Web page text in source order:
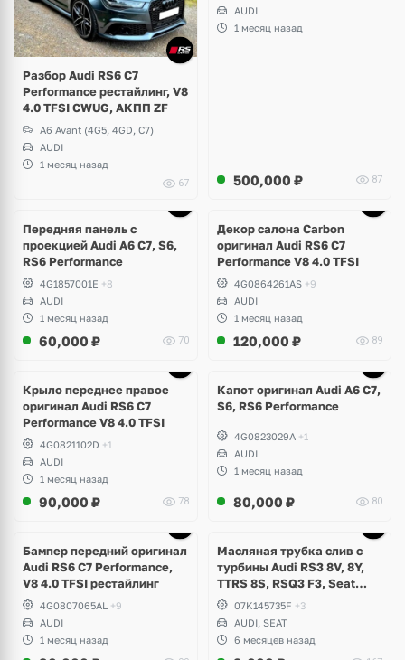
Разбор Audi RS6 C7
Performance рестайлинг, V8
4.0 TFSI CWUG, АКПП ZF
A6 Avant (4G5, 4GD, C7)
AUDI
1 месяц назад
67
AUDI
1 месяц назад
500,000 ₽ 87
Передняя панель с
проекцией Audi A6 C7, S6,
RS6 Performance
4G1857001E +8
AUDI
1 месяц назад
60,000 ₽ 70
Декор салона Carbon
оригинал Audi RS6 C7
Performance V8 4.0 TFSI
4G0864261AS +9
AUDI
1 месяц назад
120,000 ₽ 89
Крыло переднее правое
оригинал Audi RS6 C7
Performance V8 4.0 TFSI
4G0821102D +1
AUDI
1 месяц назад
90,000 ₽ 78
Капот оригинал Audi A6 C7,
S6, RS6 Performance
4G0823029A +1
AUDI
1 месяц назад
80,000 ₽ 80
Бампер передний оригинал
Audi RS6 C7 Performance,
V8 4.0 TFSI рестайлинг
4G0807065AL
+9
AUDI
1 месяц назад
Масляная трубка слив с
турбины Audi RS3 8V, 8Y,
TTRS 8S, RSQ3 F3, Seat
Formentor Cupra 2.5 TFSI
Evo, DAZA, DNWA, DNWB
07K145735F +3
AUDI, SEAT
6 месяцев назад